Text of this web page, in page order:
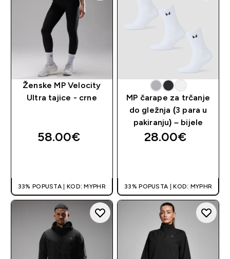
Ženske MP Velocity
Ultra tajice - crne
58.00€‎
33% POPUSTA | KOD: MYPHR
MP čarape za trčanje
do gležnja (3 para u
pakiranju) – bijele
28.00€‎
33% POPUSTA | KOD: MYPHR